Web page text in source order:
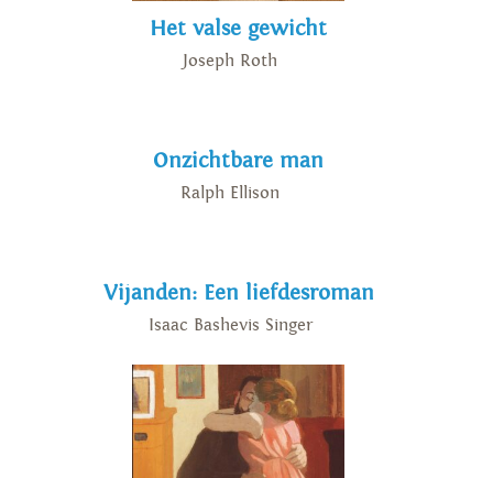
Het valse gewicht
Joseph Roth
Onzichtbare man
Ralph Ellison
Vijanden: Een liefdesroman
Isaac Bashevis Singer